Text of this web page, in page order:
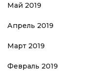
Май 2019
Апрель 2019
Март 2019
Февраль 2019